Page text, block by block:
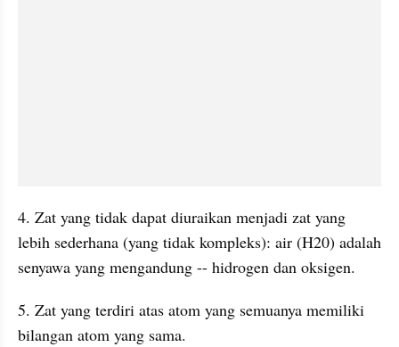
4. Zat yang tidak dapat diuraikan menjadi zat yang
lebih sederhana (yang tidak kompleks): air (H20) adalah
senyawa yang mengandung -- hidrogen dan oksigen.
5. Zat yang terdiri atas atom yang semuanya memiliki
bilangan atom yang sama.